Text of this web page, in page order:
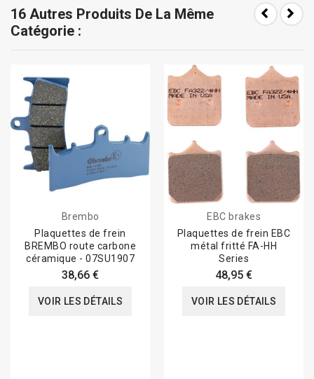
16 Autres Produits De La Même
Catégorie :
Brembo
Plaquettes de frein
BREMBO route carbone
céramique - 07SU1907
38,66 €
VOIR LES DÉTAILS
EBC brakes
Plaquettes de frein EBC
métal fritté FA-HH
Series
48,95 €
VOIR LES DÉTAILS